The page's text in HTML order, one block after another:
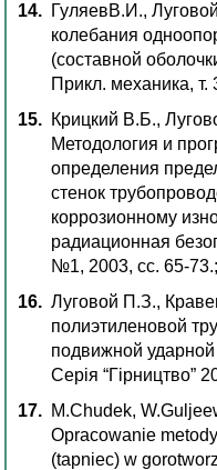
ГуляевВ.И.,
колебания
(составной
Прикл. механика,
Крицкий В.Б.,
Методология и
определения
стенок
коррозионному
радиационная
№1, 2003, сс. 65-73.;
Луговой П.З.,
полиэтиленовой
подвижной ударной
Серія “Гірництво”
M.Chudek,
Opracowanie
(tapniec) w